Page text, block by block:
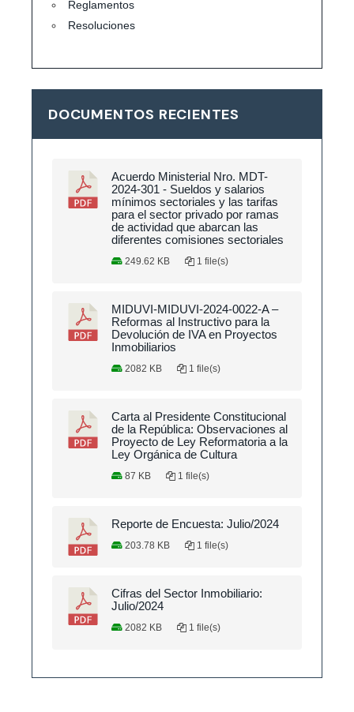
Reglamentos
Resoluciones
DOCUMENTOS RECIENTES
Acuerdo Ministerial Nro. MDT-
2024-301 - Sueldos y salarios
mínimos sectoriales y las tarifas
para el sector privado por ramas
de actividad que abarcan las
diferentes comisiones sectoriales
249.62 KB 1 file(s)
MIDUVI-MIDUVI-2024-0022-A –
Reformas al Instructivo para la
Devolución de IVA en Proyectos
Inmobiliarios
2082 KB 1 file(s)
Carta al Presidente Constitucional
de la República: Observaciones al
Proyecto de Ley Reformatoria a la
Ley Orgánica de Cultura
87 KB 1 file(s)
Reporte de Encuesta: Julio/2024
203.78 KB 1 file(s)
Cifras del Sector Inmobiliario:
Julio/2024
2082 KB 1 file(s)